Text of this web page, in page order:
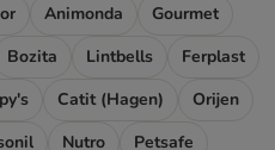
Animonda
Gourmet
Bozita Lintbells
Ferplast
Catit (Hagen)
Orijen
Nutro
Petsafe